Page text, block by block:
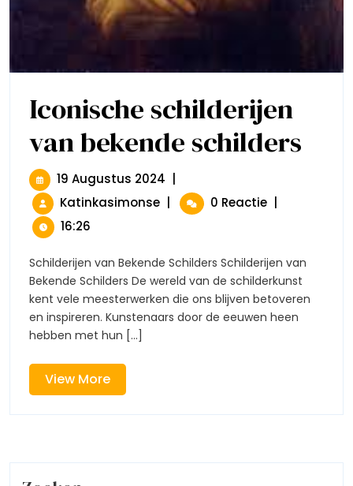
Iconische schilderijen
van bekende schilders
19 Augustus 2024 19
Augustus
2024
KatinkasimonseIconische
Schilderijen
Schilders
0 Reactie
16:26
Schilderijen van Bekende Schilders Schilderijen van
Bekende Schilders De wereld van de schilderkunst
kent vele meesterwerken die ons blijven betoveren
en inspireren. Kunstenaars door de eeuwen heen
hebben met hun [...]
View MoreView
More